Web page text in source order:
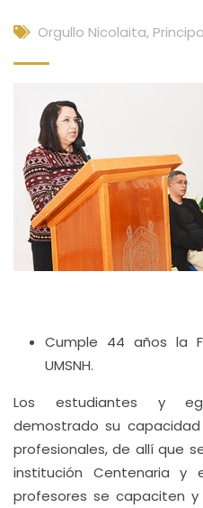
Orgullo Nicolaita,
Cumple 44 años la
UMSNH.
Los estudiantes y
demostrado su
profesionales, de allí que
institución Centenaria y
profesores se capaciten